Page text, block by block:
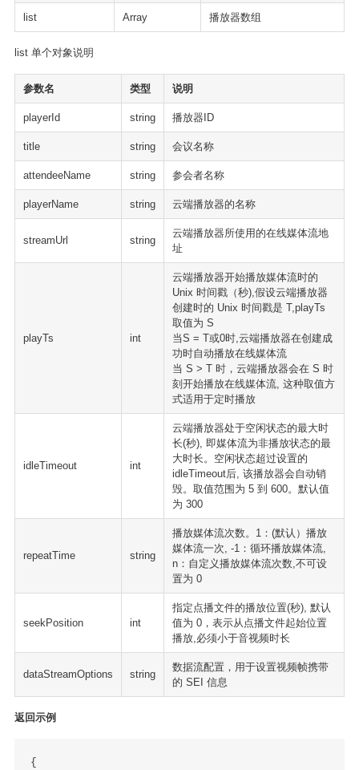
list Array 播放器数组
list 单个对象说明
参数名 类型 说明
playerId string 播放器ID
title string 会议名称
attendeeName string 参会者名称
playerName string 云端播放器的名称
streamUrl string
云端播放器所使用的在线媒体流地
址
playTs int
云端播放器开始播放媒体流时的
Unix 时间戳（秒),假设云端播放器
创建时的 Unix 时间戳是 T,playTs
取值为 S
当S = T或0时,云端播放器在创建成
功时自动播放在线媒体流
当 S > T 时，云端播放器会在 S 时
刻开始播放在线媒体流, 这种取值方
式适用于定时播放
idleTimeout int
云端播放器处于空闲状态的最大时
长(秒), 即媒体流为非播放状态的最
大时长。空闲状态超过设置的
idleTimeout后, 该播放器会自动销
毁。取值范围为 5 到 600。默认值
为 300
repeatTime string
播放媒体流次数。1：(默认）播放
媒体流一次, -1：循环播放媒体流,
n：自定义播放媒体流次数,不可设
置为 0
seekPosition int
指定点播文件的播放位置(秒), 默认
值为 0，表示从点播文件起始位置
播放,必须小于音视频时长
dataStreamOptions string
数据流配置，用于设置视频帧携带
的 SEI 信息
返回示例
{